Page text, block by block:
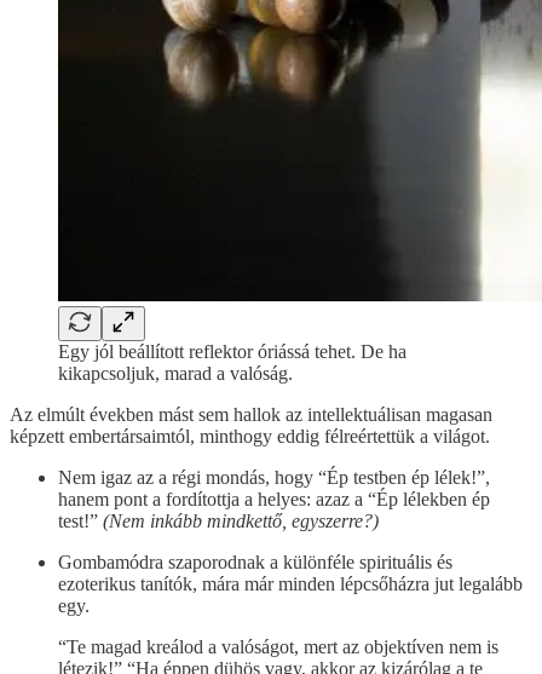
Egy jól beállított reflektor óriássá tehet. De ha
kikapcsoljuk, marad a valóság.
Az elmúlt években mást sem hallok az intellektuálisan magasan
képzett embertársaimtól, minthogy eddig félreértettük a világot.
Nem igaz az a régi mondás, hogy “Ép testben ép lélek!”,
hanem pont a fordítottja a helyes: azaz a “Ép lélekben ép
test!” (Nem inkább mindkettő, egyszerre?)
Gombamódra szaporodnak a különféle spirituális és
ezoterikus tanítók, mára már minden lépcsőházra jut legalább
egy.
“Te magad kreálod a valóságot, mert az objektíven nem is
létezik!” “Ha éppen dühös vagy, akkor az kizárólag a te